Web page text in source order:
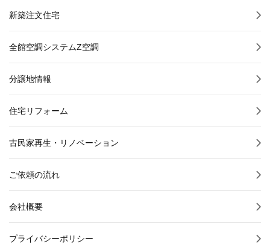
新築注文住宅
全館空調システムZ空調
分譲地情報
住宅リフォーム
古民家再生・リノベーション
ご依頼の流れ
会社概要
プライバシーポリシー